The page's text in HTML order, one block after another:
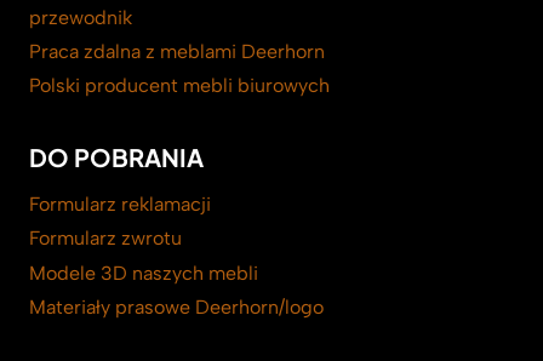
przewodnik
Praca zdalna z meblami Deerhorn
Polski producent mebli biurowych
DO POBRANIA
Formularz reklamacji
Formularz zwrotu
Modele 3D naszych mebli
Materiały prasowe Deerhorn/logo